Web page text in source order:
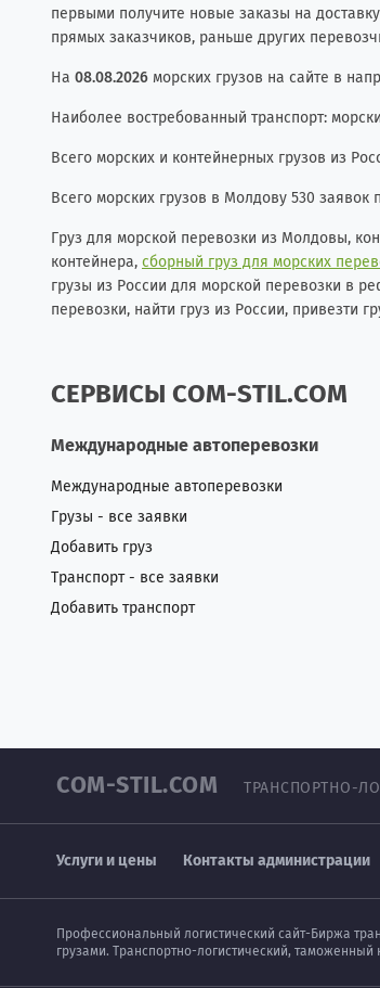
первыми получите новые заказы на
прямых заказчиков, раньше других
На 08.08.2026 морских грузов на сайте в
Наиболее востребованный транспорт:
Всего морских и контейнерных грузов из
Всего морских грузов в Молдову 530 заявок
Груз для морской перевозки из Молдовы,
контейнера, сборный груз для морских
грузы из России для морской перевозки в
перевозки, найти груз из России, привезти
СЕРВИСЫ COM-STIL.COM
Международные автоперевозки
Международные автоперевозки
Грузы - все заявки
Добавить груз
Транспорт - все заявки
Добавить транспорт
COM-STIL.COM ТРАНСПОРТНО-
Услуги и цены Контакты администрации
Профессиональный логистический сайт-Биржа
грузами. Транспортно-логистический,